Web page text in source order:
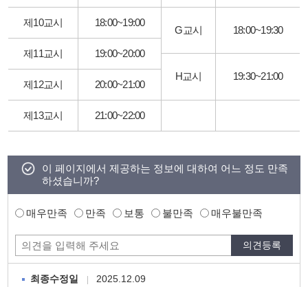
제10교시 18:00~19:00
G교시
18:00~19:30
제11교시
19:00~20:00
H교시
19:30~21:00
제12교시 20:00~21:00
제13교시 21:00~22:00
이 페이지에서 제공하는 정보에 대하여 어느 정도 만족
하셨습니까?
매우만족 만족 보통 불만족 매우불만족
최종수정일 2025.12.09